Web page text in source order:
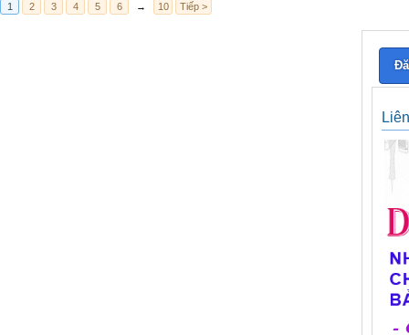
1 2 3 4 5 6 → 10 Tiếp >